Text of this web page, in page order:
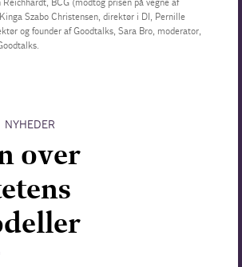
Szabo Christensen, direktør i DI, Pernille
og founder af Goodtalks, Sara Bro, moderator,
NYHEDER
over